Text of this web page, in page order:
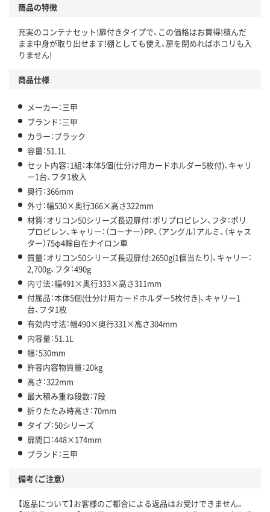
商品の特徴
充実のコンテナセット!扉付きタイプで、この価格はお買得!積んだ
まま中身が取り出せます!棚としても使え、扉を閉めればホコリも入
りません!
商品仕様
メーカー：三甲
ブランド：三甲
カラー：ブラック
容量：51.1L
セット内容：1組：本体5個(仕分け用カードホルダー5枚付)、キャリ
ー1台、フタ1枚入
奥行：366mm
外寸：幅530×奥行366×高さ322mm
材質：オリコン50シリーズ長辺扉付：ポリプロピレン、フタ：ポリ
プロピレン、キャリー：（コーナー）PP、（アングル）アルミ、（キャス
ター）75φ4輪自在ナイロン車
質量：オリコン50シリーズ長辺扉付:2650g(1個当たり)、キャリー：
2,700g、フタ：490g
内寸法：幅491×奥行333×高さ311mm
付属品：本体5個(仕分け用カードホルダー5枚付き)、キャリー1
台、フタ1枚
有効内寸法：幅490×奥行331×高さ304mm
内容量：51.1L
幅：530mm
許容内容物質量：20kg
高さ：322mm
最大積み重ね段数：7段
折りたたみ時高さ：70mm
タイプ：50シリーズ
扉間口：448×174mm
ブランド：三甲
備考（ご注意）
【返品について】お客様のご都合による返品はお受けできません。